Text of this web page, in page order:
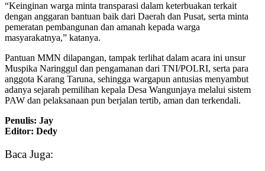
“Keinginan warga minta transparasi dalam keterbuakan terkait
dengan anggaran bantuan baik dari Daerah dan Pusat, serta minta
pemeratan pembangunan dan amanah kepada warga
masyarakatnya,” katanya.
Pantuan MMN dilapangan, tampak terlihat dalam acara ini unsur
Muspika Naringgul dan pengamanan dari TNI/POLRI, serta para
anggota Karang Taruna, sehingga wargapun antusias menyambut
adanya sejarah pemilihan kepala Desa Wangunjaya melalui sistem
PAW dan pelaksanaan pun berjalan tertib, aman dan terkendali.
Penulis: Jay
Editor: Dedy
Baca Juga: